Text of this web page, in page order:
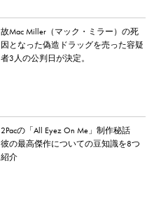
故Mac Miller（マック・ミラー）の死
因となった偽造ドラッグを売った容疑
者3人の公判日が決定。
2Pacの「All Eyez On Me」制作秘話
彼の最高傑作についての豆知識を8つ
紹介